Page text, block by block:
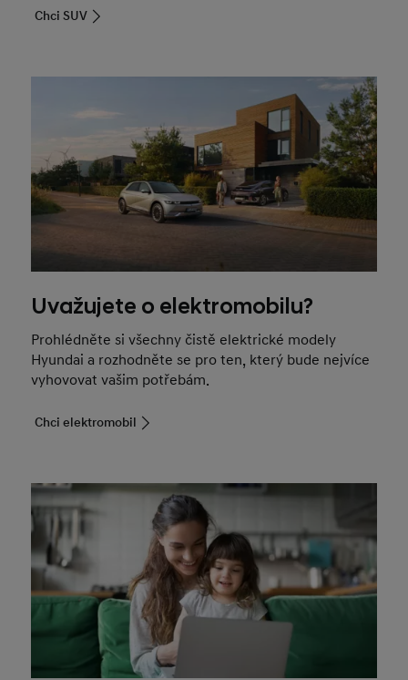
Chci SUV
Uvažujete o elektromobilu?
Prohlédněte si všechny čistě elektrické modely
Hyundai a rozhodněte se pro ten, který bude nejvíce
vyhovovat vašim potřebám.
Chci elektromobil